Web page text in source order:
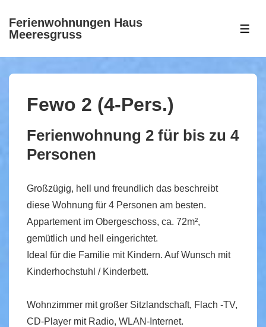
Zum
Inhalt
Ferienwohnungen Haus
Meeresgruss
Fewo 2 (4-Pers.)
Ferienwohnung 2 für bis zu 4
Personen
Großzügig, hell und freundlich das beschreibt
diese Wohnung für 4 Personen am besten.
Appartement im Obergeschoss, ca. 72m²,
gemütlich und hell eingerichtet.
Ideal für die Familie mit Kindern. Auf Wunsch mit
Kinderhochstuhl / Kinderbett.
Wohnzimmer mit großer Sitzlandschaft, Flach -TV,
CD-Player mit Radio, WLAN-Internet.